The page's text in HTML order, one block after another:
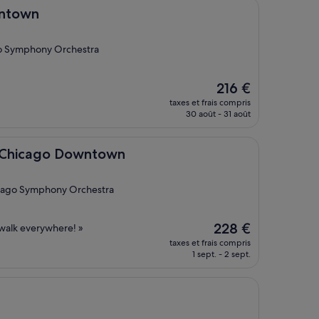
Symphony Orchestra
Le
nouveau
prix
216 €
taxes et frais compris
30 août - 31 août
Downtown
Symphony Orchestra
everywhere! »
Le
nouveau
prix
228 €
taxes et frais compris
1 sept. - 2 sept.